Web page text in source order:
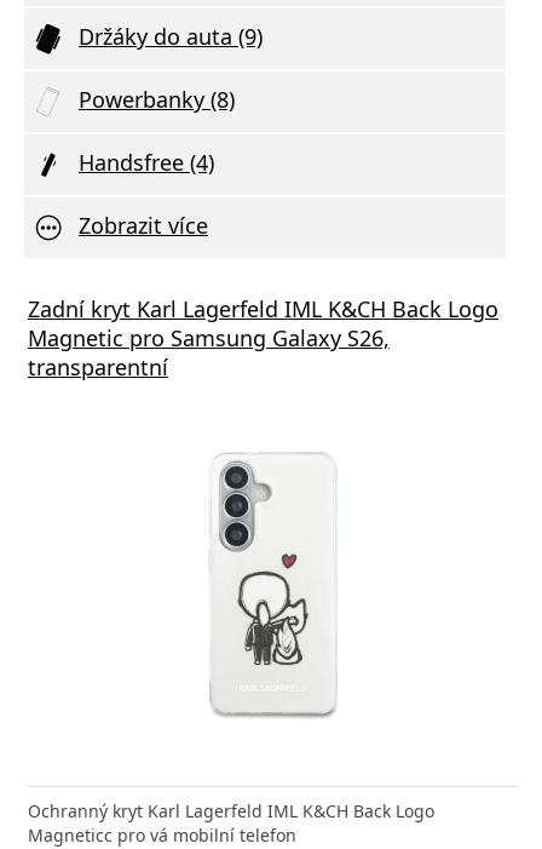
Držáky do auta (9)
Powerbanky (8)
Handsfree (4)
Zobrazit více
Zadní kryt Karl Lagerfeld IML K&CH Back Logo
Magnetic pro Samsung Galaxy S26,
transparentní
Ochranný kryt Karl Lagerfeld IML K&CH Back Logo
Magneticc pro vá mobilní telefon
Nabíječka Xiaomi MDY-11-EZ 3A 33W
Xiaomi s podporou rychlého nabíjení 33W
bleskurychle
Síťová